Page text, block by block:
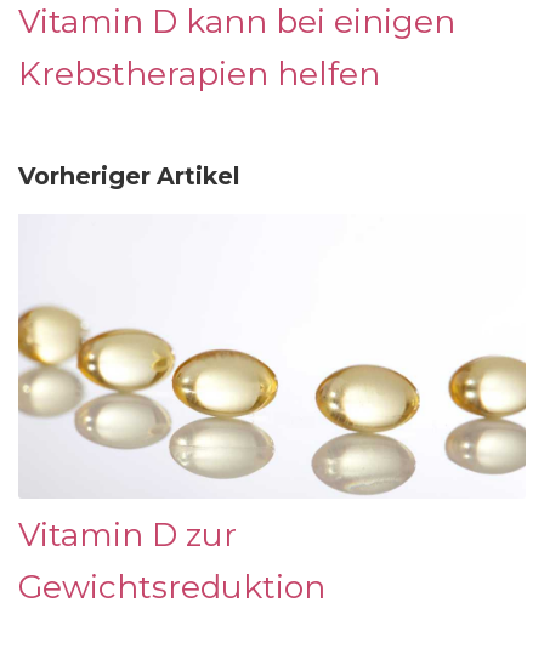
Vitamin D kann bei einigen
Krebstherapien helfen
Vorheriger Artikel
Vitamin D zur
Gewichtsreduktion